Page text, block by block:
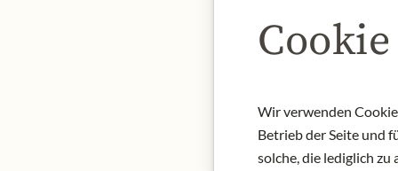
Wir verwenden
Betrieb der Seite und
solche, die lediglich